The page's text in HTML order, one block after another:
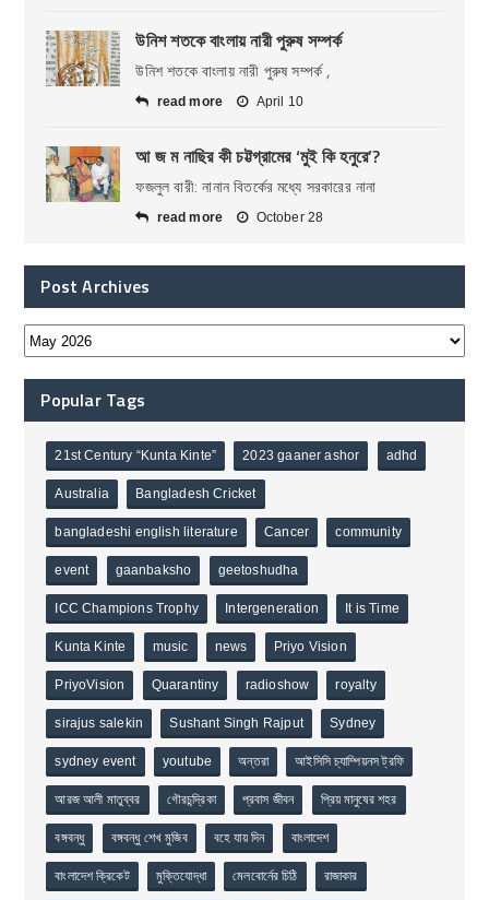
উনিশ শতকে বাংলায় নারী পুরুষ সম্পর্ক
উনিশ শতকে বাংলায় নারী পুরুষ সম্পর্ক ,
read more April 10
আ জ ম নাছির কী চট্টগ্রামের ‘মুই কি হনুরে’?
ফজলুল বারী: নানান বিতর্কের মধ্যে সরকারের নানা
read more October 28
Post Archives
Popular Tags
21st Century “Kunta Kinte” 2023 gaaner ashor adhd
Australia Bangladesh Cricket
bangladeshi english literature Cancer community
event gaanbaksho geetoshudha
ICC Champions Trophy Intergeneration It is Time
Kunta Kinte music news Priyo Vision
PriyoVision Quarantiny radioshow royalty
sirajus salekin Sushant Singh Rajput Sydney
sydney event youtube অন্তরা আইসিসি চ্যাম্পিয়নস ট্রফি
আরজ আলী মাতুব্বর গৌরচন্দ্রিকা প্রবাস জীবন প্রিয় মানুষের শহর
বঙ্গবন্ধু বঙ্গবন্ধু শেখ মুজিব বহে যায় দিন বাংলাদেশ
বাংলাদেশ ক্রিকেট মুক্তিযোদ্ধা মেলবোর্নের চিঠি রাজাকার